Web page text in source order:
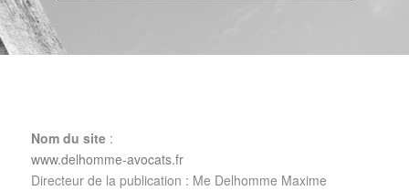
Nom du site :
www.delhomme-avocats.fr
Directeur de la publication : Me Delhomme Maxime